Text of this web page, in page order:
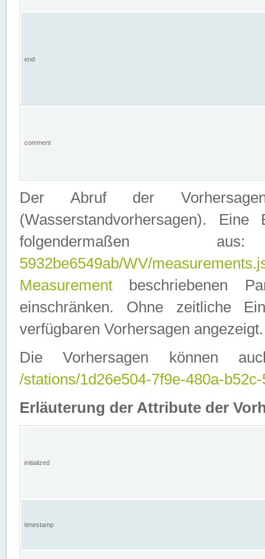
end
comment
Der Abruf der
(Wasserstandvorhersagen).
folgendermaßen
5932be6549ab/WV/
Measurement beschriebenen
einschränken. Ohne zeitliche
verfügbaren Vorhersagen angezeigt.
Die Vorhersagen können
/stations/1d26e504-7f9e-480a-
Erläuterung der Attribute der
initialized
timestamp